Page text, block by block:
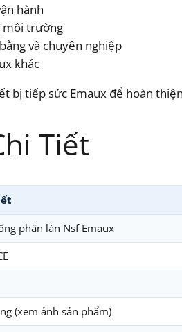
hành
môi trường
và chuyên nghiệp
khác
bị tiếp sức Emaux để hoàn
Tiết
phân làn Nsf Emaux
(xem ảnh sản phẩm)